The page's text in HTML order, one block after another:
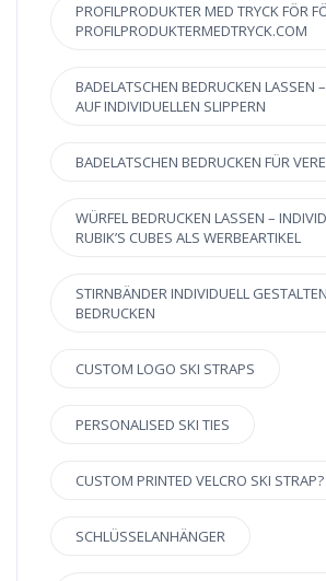
PROFILPRODUKTER MED TRYCK FÖR
PROFILPRODUKTERMEDTRYCK.COM
BADELATSCHEN BEDRUCKEN LASSEN
AUF INDIVIDUELLEN SLIPPERN
BADELATSCHEN BEDRUCKEN FÜR
WÜRFEL BEDRUCKEN LASSEN –
RUBIK’S CUBES ALS WERBEARTIKEL
STIRNBÄNDER INDIVIDUELL
BEDRUCKEN
CUSTOM LOGO SKI STRAPS
PERSONALISED SKI TIES
CUSTOM PRINTED VELCRO SKI STRAP?
SCHLÜSSELANHÄNGER